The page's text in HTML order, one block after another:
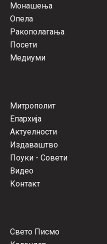
Монашења
Опела
Ракополагања
Посети
Медиуми
Митрополит
Епархија
Актуелности
Издаваштво
Поуки - Совети
Видео
Контакт
Свето Писмо